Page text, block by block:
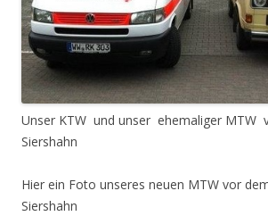
Unser KTW und unser ehemaliger MTW
Siershahn
Hier ein Foto unseres neuen MTW vor
Siershahn